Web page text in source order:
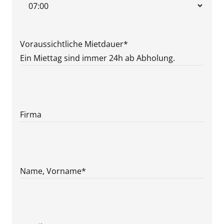
Voraussichtliche Mietdauer*
Ein Miettag sind immer 24h ab Abholung.
Firma
Name, Vorname*